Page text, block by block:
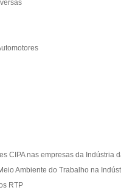
nas empresas da Indústria
Ambiente do Trabalho na
RTP